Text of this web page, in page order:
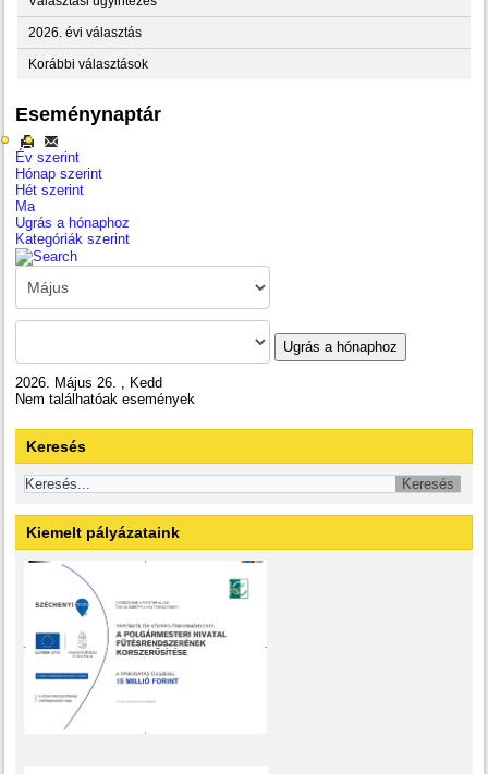
2026. évi választás
Korábbi választások
Eseménynaptár
Év szerint
Hónap szerint
Hét szerint
Ma
Ugrás a hónaphoz
Kategóriák szerint
Ugrás a hónaphoz
2026. Május 26. , Kedd
Nem találhatóak események
Keresés
Kiemelt pályázataink